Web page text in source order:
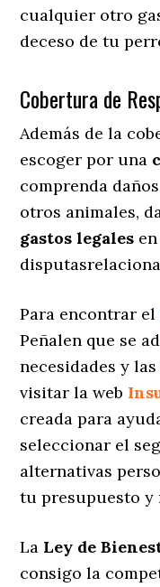
cualquier otro
deceso de tu
Cobertura de
Además de la
escoger por una
comprenda
otros animales,
gastos legales
Para encontrar el
Peñalen que se
necesidades y
visitar la web
creada para
seleccionar el
alternativas
tu presupuesto y
La Ley de
consigo la